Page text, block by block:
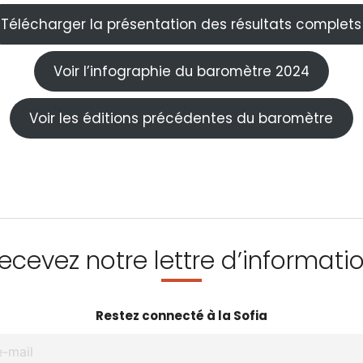
Télécharger la présentation des résultats complets
Voir l’infographie du baromètre 2024
Voir les éditions précédentes du baromètre
notre lettre
Restez connecté à la Sofia